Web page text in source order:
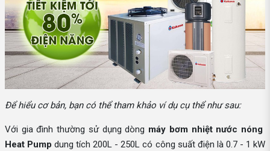
Để hiểu cơ bản, bạn có thể tham khảo ví dụ cụ thể như sau:
Với gia đình thường sử dụng dòng máy bơm nhiệt nước nóng
Heat Pump dung tích 200L - 250L có công suất điện là 0.7 - 1 kW